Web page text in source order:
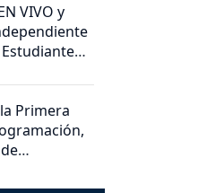
VIVO y
Primera